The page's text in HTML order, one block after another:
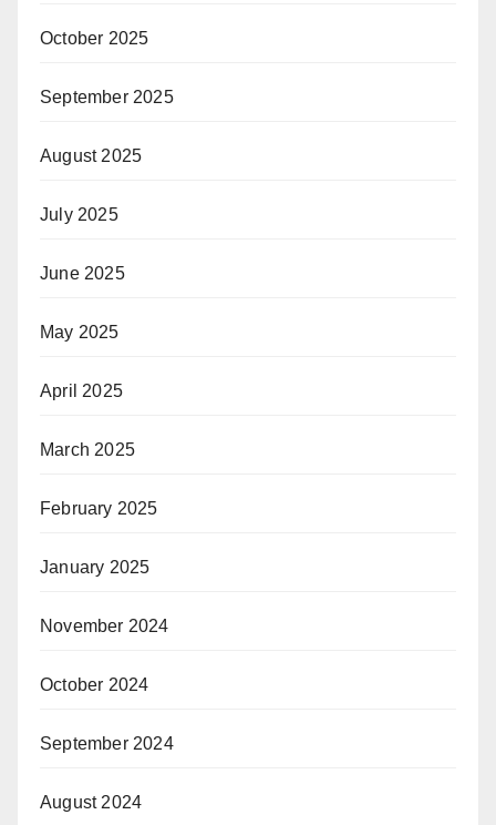
October 2025
September 2025
August 2025
July 2025
June 2025
May 2025
April 2025
March 2025
February 2025
January 2025
November 2024
October 2024
September 2024
August 2024